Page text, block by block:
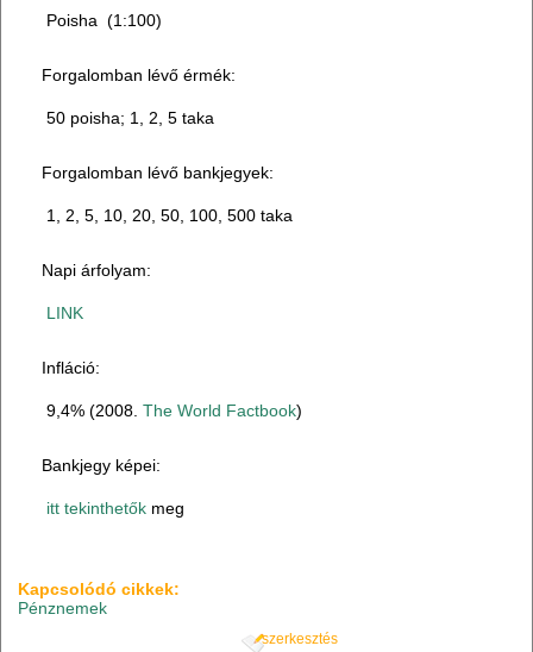
Poisha (1:100)
Forgalomban lévő érmék:
50 poisha; 1, 2, 5 taka
Forgalomban lévő bankjegyek:
1, 2, 5, 10, 20, 50, 100, 500 taka
Napi árfolyam:
LINK
Infláció:
9,4% (2008.The World Factbook)
Bankjegy képei:
itt tekinthetők meg
Kapcsolódó cikkek:
Pénznemek
szerkesztés